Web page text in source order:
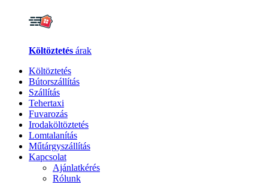
Költöztetés árak
Költöztetés
Bútorszállítás
Szállítás
Tehertaxi
Fuvarozás
Irodaköltöztetés
Lomtalanítás
Műtárgyszállítás
Kapcsolat
Ajánlatkérés
Rólunk